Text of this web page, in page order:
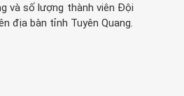
và số lượng thành viên Đội
địa bàn tỉnh Tuyên Quang.